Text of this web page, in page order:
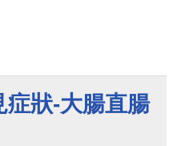
症狀-大腸直腸